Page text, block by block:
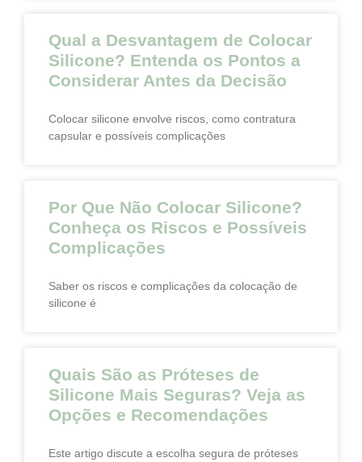
Qual a Desvantagem de Colocar
Silicone? Entenda os Pontos a
Considerar Antes da Decisão
Colocar silicone envolve riscos, como contratura
capsular e possíveis complicações
Por Que Não Colocar Silicone?
Conheça os Riscos e Possíveis
Complicações
Saber os riscos e complicações da colocação de
silicone é
Quais São as Próteses de
Silicone Mais Seguras? Veja as
Opções e Recomendações
Este artigo discute a escolha segura de próteses